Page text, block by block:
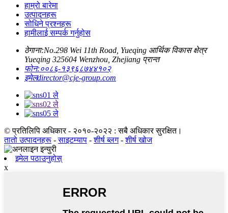
हाम्रो बारेमा
उत्पादनहरू
सोधिने प्रश्नहरू
हामीलाई सम्पर्क गर्नुहोस
ठेगाना:No.298 Wei 11th Road, Yueqing आर्थिक विकास क्षेत्र
Yueqing 325604 Wenzhou, Zhejiang प्रान्त
फोन:००८६-१३९६८७४४१०२
इमेलdirector@cje-group.com
© प्रतिलिपि अधिकार - २०१०-२०२२ : सबै अधिकार सुरक्षित।
तातो उत्पादनहरू -साइटम्याप -शीर्ष ब्लग-शीर्ष खोज
इमेल पठाउनुहोस्
x